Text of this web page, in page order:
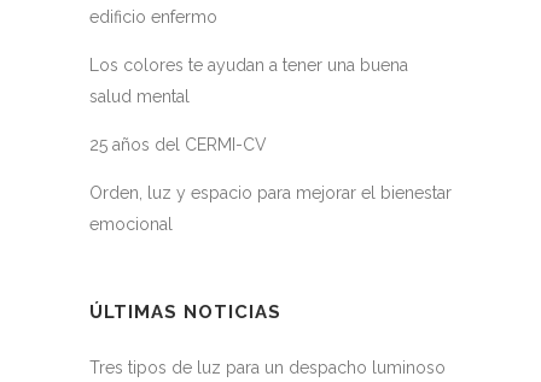
edificio enfermo
Los colores te ayudan a tener una buena
salud mental
25 años del CERMI-CV
Orden, luz y espacio para mejorar el bienestar
emocional
ÚLTIMAS NOTICIAS
Tres tipos de luz para un despacho luminoso